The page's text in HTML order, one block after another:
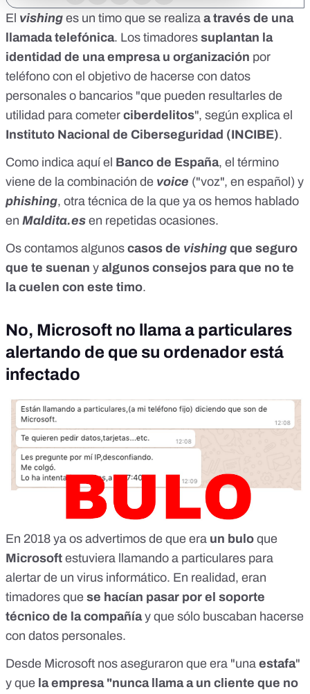
El vishing es un timo que se realiza a través de una
llamada telefónica. Los timadores suplantan la
identidad de una empresa u organización por
teléfono con el objetivo de hacerse con datos
personales o bancarios "que pueden resultarles de
utilidad para cometer ciberdelitos", según explica el
Instituto Nacional de Ciberseguridad (INCIBE).
Como indica aquíel Banco de España, el término
viene de la combinación de voice ("voz", en español) y
phishing, otra técnica de la que ya os hemos hablado
en Maldita.es en repetidas ocasiones.
Os contamos algunos casos de vishing que seguro
que te suenan y algunos consejos para que no te
la cuelen con este timo.
No, Microsoft no llama a particulares
alertando de que su ordenador está
infectado
En 2018 ya os advertimos de que era un bulo que
Microsoft estuviera llamando a particulares para
alertar de un virus informático. En realidad, eran
timadores que se hacían pasar por el soporte
técnico de la compañíay que sólo buscaban hacerse
con datos personales.
Desde Microsoft nos aseguraron que era "una estafa"
y que la empresa "nunca llama a un cliente que no